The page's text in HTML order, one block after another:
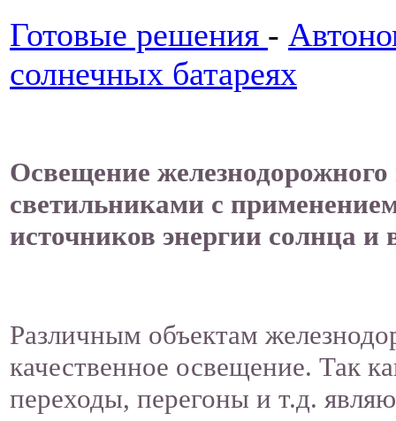
Готовые решения -
солнечных батареях
Освещение железнодорожного
светильниками с
источников энергии солнца и
Различным объектам
качественное освещение. Так
переходы, перегоны и т.д.